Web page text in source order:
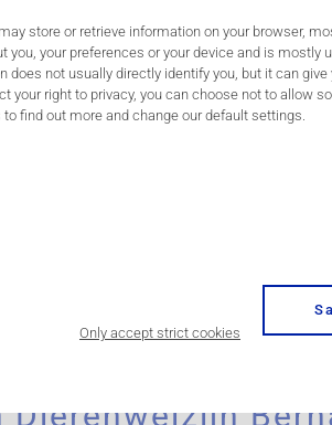
Dierenwelzijn
store or retrieve information on your browser,
you, your preferences or your device and is mostly
does not usually directly identify you, but it can
your right to privacy, you can choose not to allow
find out more and change our default settings.
the website to function and cannot be switched
cookie' to store your cookie preferences.
you clicked on. None of this information can be
Their sole purpose is to improve website
the exclusive use of the owner of this website.
Only accept strict cookies